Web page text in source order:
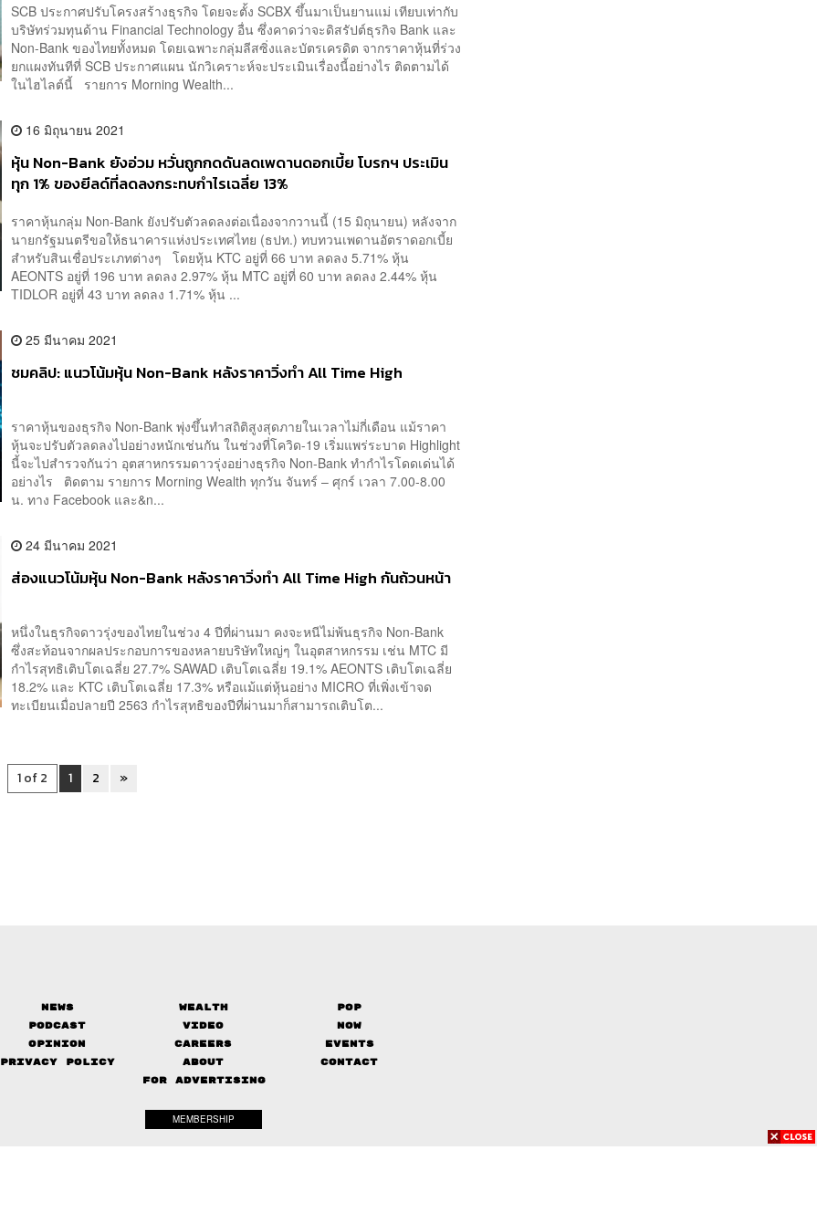
SCB ประกาศปรับโครงสร้างธุรกิจ โดยจะตั้ง SCBX ขึ้นมาเป็นยานแม่ เทียบเท่ากับ
บริษัทร่วมทุนด้าน Financial Technology อื่น ซึ่งคาดว่าจะดิสรัปต์ธุรกิจ Bank และ
Non-Bank ของไทยทั้งหมด โดยเฉพาะกลุ่มลีสซิ่งและบัตรเครดิต จากราคาหุ้นที่ร่วง
ยกแผงทันทีที่ SCB ประกาศแผน นักวิเคราะห์จะประเมินเรื่องนี้อย่างไร ติดตามได้
ในไฮไลต์นี้ รายการ Morning Wealth...
16 มิถุนายน 2021
หุ้น Non-Bank ยังอ่วม หวั่นถูกกดดันลดเพดานดอกเบี้ย โบรกฯ ประเมิน
ทุก 1% ของยีลด์ที่ลดลงกระทบกำไรเฉลี่ย 13%
ราคาหุ้นกลุ่ม Non-Bank ยังปรับตัวลดลงต่อเนื่องจากวานนี้ (15 มิถุนายน) หลังจาก
นายกรัฐมนตรีขอให้ธนาคารแห่งประเทศไทย (ธปท.) ทบทวนเพดานอัตราดอกเบี้ย
สำหรับสินเชื่อประเภทต่างๆ โดยหุ้น KTC อยู่ที่ 66 บาท ลดลง 5.71% หุ้น
AEONTS อยู่ที่ 196 บาท ลดลง 2.97% หุ้น MTC อยู่ที่ 60 บาท ลดลง 2.44% หุ้น
TIDLOR อยู่ที่ 43 บาท ลดลง 1.71% หุ้น ...
25 มีนาคม 2021
ชมคลิป: แนวโน้มหุ้น Non-Bank หลังราคาวิ่งทำ All Time High
ราคาหุ้นของธุรกิจ Non-Bank พุ่งขึ้นทำสถิติสูงสุดภายในเวลาไม่กี่เดือน แม้ราคา
หุ้นจะปรับตัวลดลงไปอย่างหนักเช่นกัน ในช่วงที่โควิด-19 เริ่มแพร่ระบาด Highlight
นี้จะไปสำรวจกันว่า อุตสาหกรรมดาวรุ่งอย่างธุรกิจ Non-Bank ทำกำไรโดดเด่นได้
อย่างไร ติดตาม รายการ Morning Wealth ทุกวัน จันทร์ – ศุกร์ เวลา 7.00-8.00
น. ทาง Facebook และ&n...
24 มีนาคม 2021
ส่องแนวโน้มหุ้น Non-Bank หลังราคาวิ่งทำ All Time High กันถ้วนหน้า
หนึ่งในธุรกิจดาวรุ่งของไทยในช่วง 4 ปีที่ผ่านมา คงจะหนีไม่พ้นธุรกิจ Non-Bank
ซึ่งสะท้อนจากผลประกอบการของหลายบริษัทใหญ่ๆ ในอุตสาหกรรม เช่น MTC มี
กำไรสุทธิเติบโตเฉลี่ย 27.7% SAWAD เติบโตเฉลี่ย 19.1% AEONTS เติบโตเฉลี่ย
18.2% และ KTC เติบโตเฉลี่ย 17.3% หรือแม้แต่หุ้นอย่าง MICRO ที่เพิ่งเข้าจด
ทะเบียนเมื่อปลายปี 2563 กำไรสุทธิของปีที่ผ่านมาก็สามารถเติบโต...
1 of 2 1 2 »
News Wealth
Pop
Podcast
Video
Now
Opinion
Careers
Events
Privacy Policy
About
Contact
FOR ADVERTISING
MEMBERSHIP